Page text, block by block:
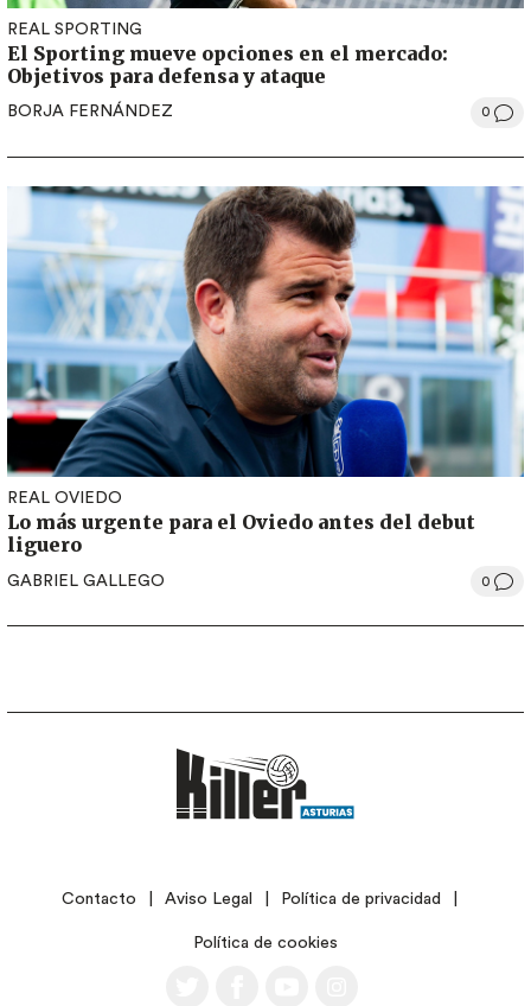
REAL SPORTING
El Sporting mueve opciones en el mercado:
Objetivos para defensa y ataque
BORJA FERNÁNDEZ 0
REAL OVIEDO
Lo más urgente para el Oviedo antes del debut
liguero
GABRIEL GALLEGO 0
LEGALContacto Aviso Legal Política de privacidad
Política de cookies